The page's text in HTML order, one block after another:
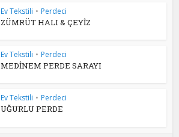
Ev Tekstili • Perdeci
ZÜMRÜT HALI & ÇEYİZ
Ev Tekstili • Perdeci
MEDİNEM PERDE SARAYI
Ev Tekstili • Perdeci
UĞURLU PERDE